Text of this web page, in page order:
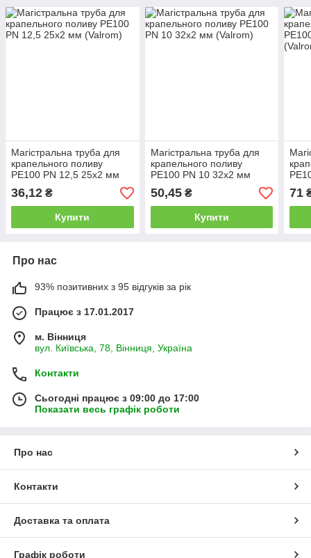
Магістральна труба для
крапельного поливу
PE100 PN 12,5 25х2 мм
(Valrom)
36,12 ₴
Купити
Магістральна труба для
крапельного поливу
PE100 PN 10 32х2 мм
(Valrom)
50,45₴
Купити
71
Про нас
93% позитивних з 95 відгуків за рік
Працює з 17.01.2017
м. Вінниця
вул. Київська, 78, Вінниця, Україна
Контакти
Сьогодні працює з 09:00 до 17:00
Показати весь графік роботи
Про нас
Контакти
Доставка та оплата
Графік роботи